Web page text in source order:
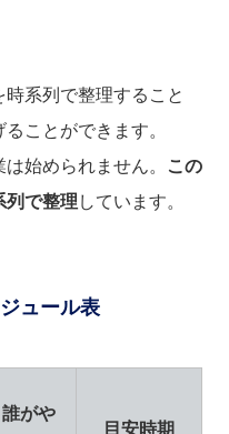
系列で整理すること
ことができます。
始められません。
この
列で整理 しています。
ュール表
誰がや
目安時期